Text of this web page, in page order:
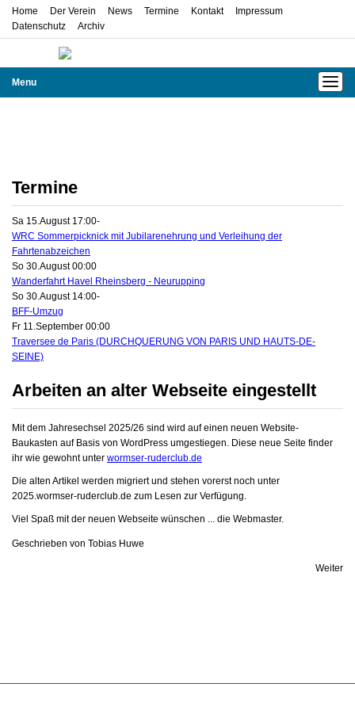
Home Der Verein News Termine Kontakt
Impressum
Datenschutz
Archiv
Menu
Termine
Sa 15.August 17:00-
WRC Sommerpicknick mit Jubilarenehrung und Verleihung der
Fahrtenabzeichen
So 30.August 00:00
Wanderfahrt Havel Rheinsberg - Neurupping
So 30.August 14:00-
BFF-Umzug
Fr 11.September 00:00
Traversee de Paris (DURCHQUERUNG VON PARIS UND HAUTS-DE-
SEINE)
Arbeiten an alter Webseite eingestellt
Mit dem Jahresechsel 2025/26 sind wird auf einen neuen Website-
Baukasten auf Basis von WordPress umgestiegen. Diese neue Seite finder
ihr wie gewohnt unter wormser-ruderclub.de
Die alten Artikel werden migriert und stehen vorerst noch unter
2025.wormser-ruderclub.de zum Lesen zur Verfügung.
Viel Spaß mit der neuen Webseite wünschen ... die Webmaster.
Geschrieben von Tobias Huwe
Weiter